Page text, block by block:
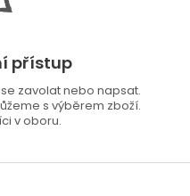
přístup
zavolat nebo napsat.
s výběrem zboží.
v oboru.